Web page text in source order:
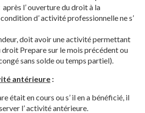
l’ ouverture du droit à la
d’ activité professionnelle ne s’
doit avoir une activité permettant
Prepare sur le mois précédent ou
sans solde ou temps partiel).
antérieure :
était en cours ou s’ il en a bénéficié, il
l’ activité antérieure.